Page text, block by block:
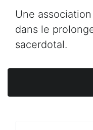
Une
dans le
sacerdotal.